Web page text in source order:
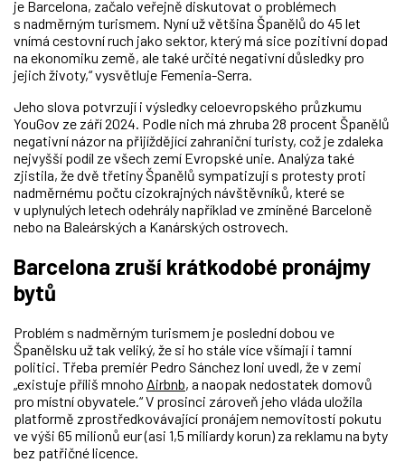
je Barcelona, ​​začalo veřejně diskutovat o problémech
s nadměrným turismem. Nyní už většina Španělů do 45 let
vnímá cestovní ruch jako sektor, který má sice pozitivní dopad
na ekonomiku země, ale také určité negativní důsledky pro
jejich životy,“ vysvětluje Femenia-Serra.
Jeho slova potvrzují i výsledky celoevropského průzkumu
YouGov ze září 2024. Podle nich má zhruba 28 procent Španělů
negativní názor na přijíždějící zahraniční turisty, což je zdaleka
nejvyšší podíl ze všech zemí Evropské unie. Analýza také
zjistila, že dvě třetiny Španělů sympatizují s protesty proti
nadměrnému počtu cizokrajných návštěvníků, které se
v uplynulých letech odehrály například ve zmíněné Barceloně
nebo na Baleárských a Kanárských ostrovech.
Barcelona zruší krátkodobé pronájmy
bytů
Problém s nadměrným turismem je poslední dobou ve
Španělsku už tak veliký, že si ho stále více všímají i tamní
politici. Třeba premiér Pedro Sánchez loni uvedl, že v zemi
„existuje příliš mnoho Airbnb, a naopak nedostatek domovů
pro místní obyvatele.“ V prosinci zároveň jeho vláda uložila
platformě zprostředkovávající pronájem nemovitostí pokutu
ve výši 65 milionů eur (asi 1,5 miliardy korun) za reklamu na byty
bez patřičné licence.